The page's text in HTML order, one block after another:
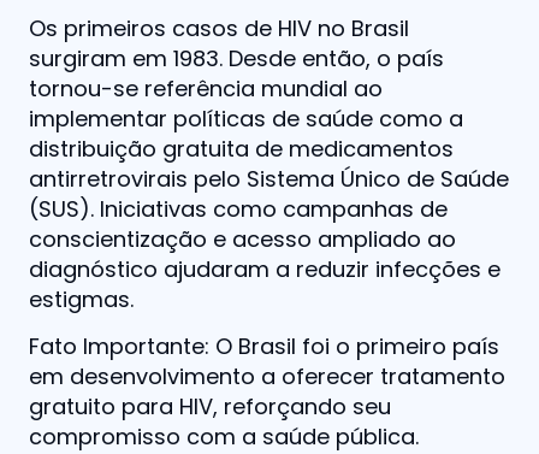
Os primeiros casos de HIV no Brasil
surgiram em 1983. Desde então, o país
tornou-se referência mundial ao
implementar políticas de saúde como a
distribuição gratuita de medicamentos
antirretrovirais pelo Sistema Único de Saúde
(SUS). Iniciativas como campanhas de
conscientização e acesso ampliado ao
diagnóstico ajudaram a reduzir infecções e
estigmas.
Fato Importante: O Brasil foi o primeiro país
em desenvolvimento a oferecer tratamento
gratuito para HIV, reforçando seu
compromisso com a saúde pública.